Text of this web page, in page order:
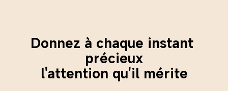
Donnez à chaque instant
précieux
l'attention qu'il mérite